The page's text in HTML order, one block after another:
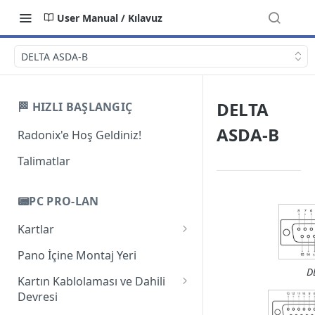
User Manual / Kılavuz
DELTA ASDA-B
🏁 HIZLI BAŞLANGIÇ
Radonix'e Hoş Geldiniz!
Talimatlar
📟PC PRO-LAN
Kartlar
Giriş
PC-Pro LAN 2A
PC-Pro LAN 3AS
Pano İçine Montaj Yeri
Kartın Kablolaması ve Dahili
Devresi
DELTA
ASDA-B